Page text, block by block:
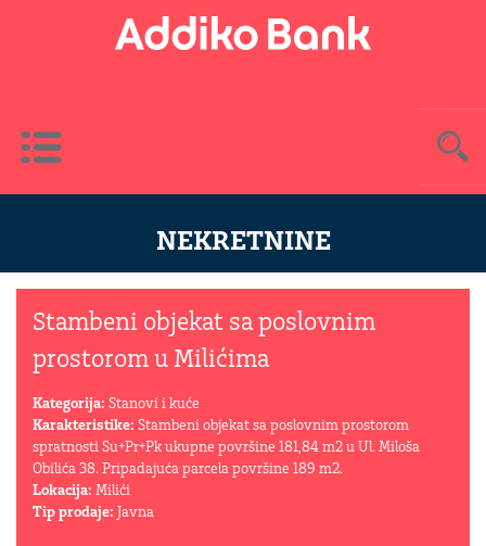
navigation
NEKRETNINE
Stambeni objekat sa poslovnim
prostorom u Milićima
Kategorija: Stanovi i kuće
Karakteristike: Stambeni objekat sa poslovnim prostorom
spratnosti Su+Pr+Pk ukupne površine 181,84 m2 u Ul. Miloša
Obilića 38. Pripadajuća parcela površine 189 m2.
Lokacija: Milići
Tip prodaje: Javna